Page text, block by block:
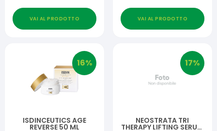
VAI AL PRODOTTO VAI AL PRODOTTO
16%
ISDINCEUTICS AGE
REVERSE 50 ML
17%
NEOSTRATA TRI
THERAPY LIFTING SERUM